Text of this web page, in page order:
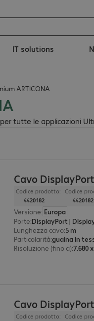
IT solutions
ARTICONA
tutte le applicazioni
Cavo
Codice prodotto:
4420182
Codice
4420182
Versione: Europa
Porte:DisplayPort |
Lunghezza cavo:5 m
Particolarità:guaina in
Risoluzione (fino a):7.680
Cavo
Codice prodotto:
Codice